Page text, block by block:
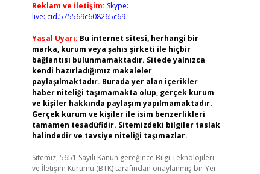
Reklam ve İletişim: Skype:
live:.cid.575569c608265c69
Yasal Uyarı: Bu internet sitesi, herhangi bir
marka, kurum veya şahıs şirketi ile hiçbir
bağlantısı bulunmamaktadır. Sitede yalnızca
kendi hazırladığımız makaleler
paylaşılmaktadır. Burada yer alan içerikler
haber niteliği taşımamakta olup, gerçek kurum
ve kişiler hakkında paylaşım yapılmamaktadır.
Gerçek kurum ve kişiler ile isim benzerlikleri
tamamen tesadüfidir. Sitemizdeki bilgiler taslak
halindedir ve tavsiye niteliği taşımazlar.
Sitemiz, 5651 Sayılı Kanun gereğince Bilgi Teknolojileri
ve İletişim Kurumu (BTK) tarafından onaylanmış bir Yer